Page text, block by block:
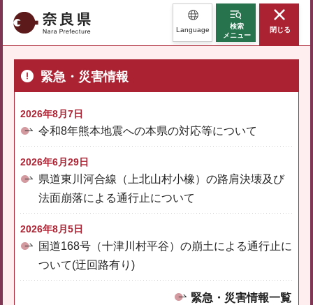
奈良県 Language
検索
メニュー
閉じる
緊急・災害情報
2026年8月7日
令和8年熊本地震への本県の対応等について
2026年6月29日
県道東川河合線（上北山村小橡）の路肩決壊及び
法面崩落による通行止について
2026年8月5日
国道168号（十津川村平谷）の崩土による通行止に
ついて(迂回路有り)
緊急・災害情報一覧